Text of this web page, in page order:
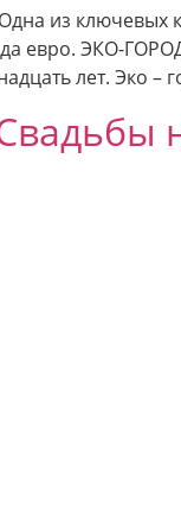
из ключевых
евро. ЭКО-
лет. Эко –